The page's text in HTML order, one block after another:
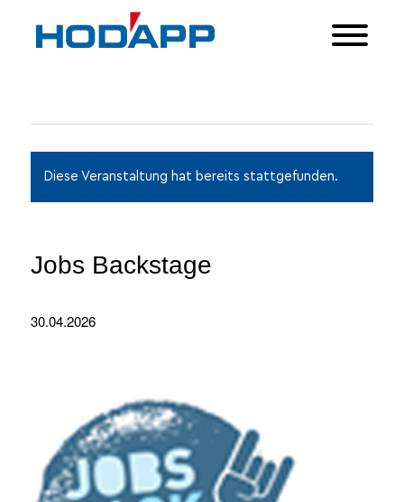
Diese Veranstaltung hat bereits stattgefunden.
Jobs Backstage
30.04.2026